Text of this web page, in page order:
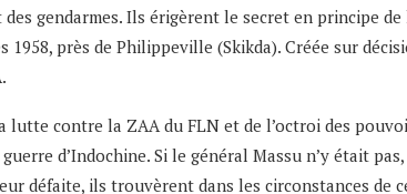
gendarmes. Ils érigèrent le secret en principe
près de Philippeville (Skikda). Créée sur
contre la ZAA du FLN et de l’octroi des
d’Indochine. Si le général Massu n’y était
défaite, ils trouvèrent dans les circonstances de